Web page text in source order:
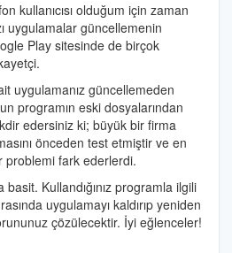
kullanıcısı olduğum için zaman
uygulamalar güncellemenin
Play sitesinde de birçok
uygulamanız güncellemeden
programın eski dosyalarından
edersiniz ki; büyük bir firma
önceden test etmiştir ve en
problemi fark ederlerdi.
Kullandığınız programla ilgili
uygulamayı kaldırıp yeniden
çözülecektir. İyi eğlenceler!